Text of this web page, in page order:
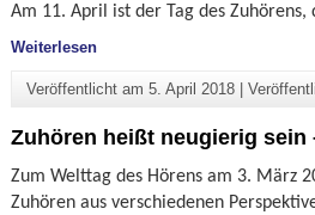
Am 11. April ist der Tag des
Weiterlesen"Tag des Zuhörens"
Veröffentlicht am5. April 2018 |
Zuhören heißt neugierig sein
Zum Welttag des Hörens am 3. März
Zuhören aus verschiedenen